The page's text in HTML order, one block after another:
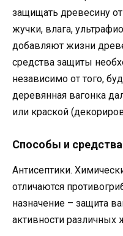
защищать древесину
жучки, влага,
добавляют жизни
средства защиты
независимо от того,
деревянная вагонка
или краской
Способы и
Антисептики.
отличаются
назначение – защита
активности различных